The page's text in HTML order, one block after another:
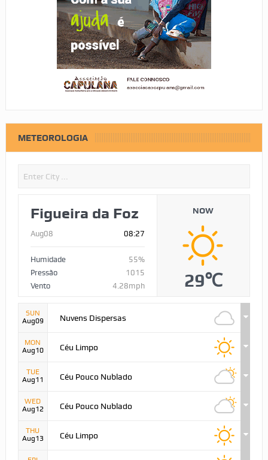
METEOROLOGIA
Figueira da Foz
Aug08 08:27
Humidade
55%
Pressão
1015
Vento
4.28mph
NOW
29℃
SUN
Aug09
Nuvens Dispersas
MON
Aug10
Céu Limpo
TUE
Aug11
Céu Pouco Nublado
WED
Aug12
Céu Pouco Nublado
THU
Aug13
Céu Limpo